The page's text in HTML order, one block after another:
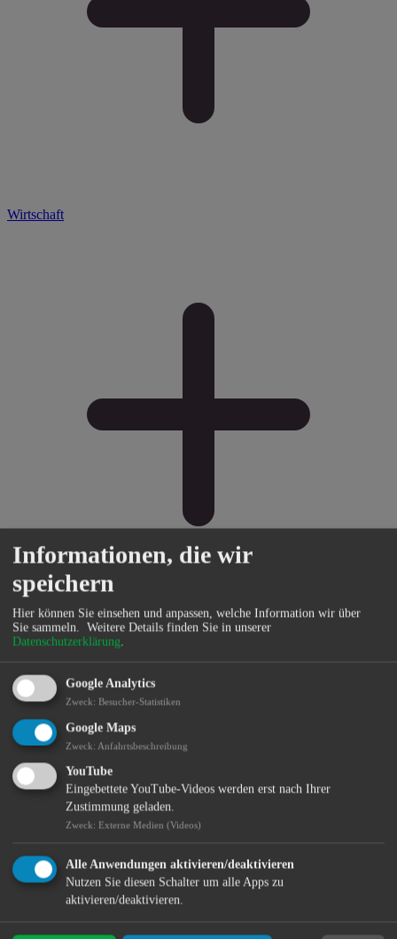
Wirtschaft
Bürgerservice
Informationen, die wir
speichern
Hier können Sie einsehen und anpassen, welche Information wir über
Sie sammeln. Weitere Details finden Sie in unserer
Datenschutzerklärung.
Google Analytics
Zweck: Besucher-Statistiken
Google Maps
Zweck: Anfahrtsbeschreibung
YouTube
Eingebettete YouTube-Videos werden erst nach Ihrer
Zustimmung geladen.
Zweck: Externe Medien (Videos)
Alle Anwendungen aktivieren/deaktivieren
Nutzen Sie diesen Schalter um alle Apps zu
aktivieren/deaktivieren.